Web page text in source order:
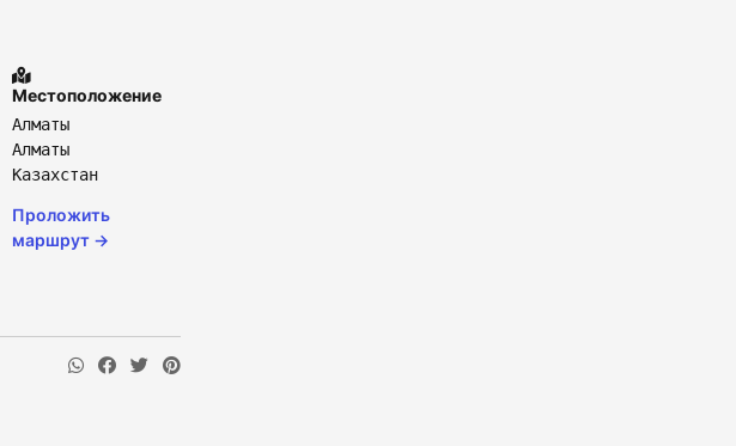
Местоположение
Алматы
Алматы
Казахстан
Проложить
маршрут →